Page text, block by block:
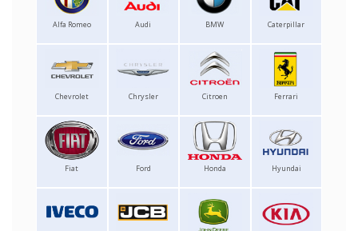
Alfa Romeo Audi BMW Caterpillar
Chevrolet Chrysler Citroen Ferrari
Fiat Ford Honda Hyundai